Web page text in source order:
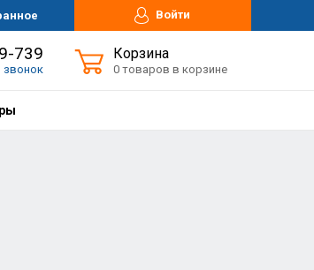
Войти
739
звонок
Корзина
0 товаров в корзине